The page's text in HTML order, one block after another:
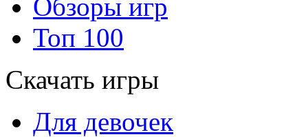
Обзоры игр
Топ 100
Скачать игры
Для девочек